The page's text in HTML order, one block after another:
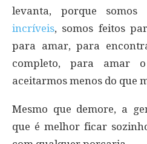
levanta, porque somos
incríveis, somos feitos
para amar, para
completo, para amar
aceitarmos menos do que
Mesmo que demore, a
que é melhor ficar